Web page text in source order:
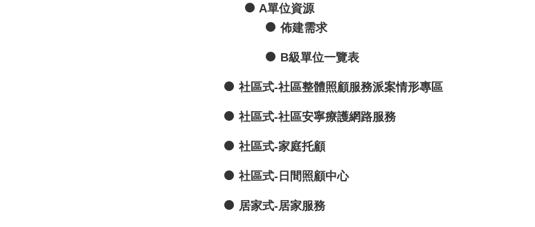
A單位資源
佈建需求
B級單位一覽表
社區式-社區整體照顧服務派案情形專區
社區式-社區安寧療護網路服務
社區式-家庭托顧
社區式-日間照顧中心
居家式-居家服務